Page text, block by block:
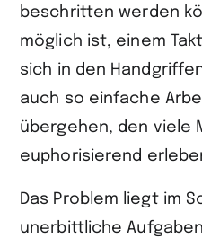
beschritten werden
möglich ist, einem
sich in den
auch so einfache
übergehen, den viele
euphorisierend
Das Problem liegt im
unerbittliche